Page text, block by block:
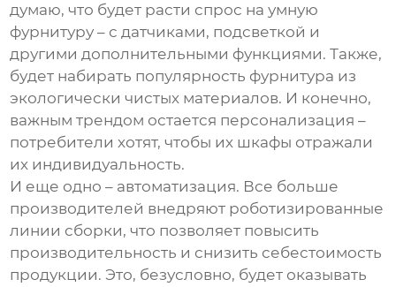
думаю, что будет расти спрос на умную
фурнитуру – с датчиками, подсветкой и
другими дополнительными функциями. Также,
будет набирать популярность фурнитура из
экологически чистых материалов. И конечно,
важным трендом остается персонализация –
потребители хотят, чтобы их шкафы отражали
их индивидуальность.
И еще одно – автоматизация. Все больше
производителей внедряют роботизированные
линии сборки, что позволяет повысить
производительность и снизить себестоимость
продукции. Это, безусловно, будет оказывать